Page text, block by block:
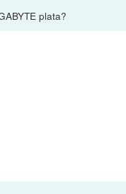
plata?